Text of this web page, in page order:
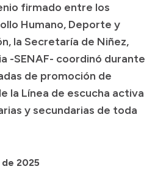
firmado entre los
Humano, Deporte y
la Secretaría de Niñez,
-SENAF- coordinó durante
de promoción de
la Línea de escucha activa
y secundarias de toda
2025